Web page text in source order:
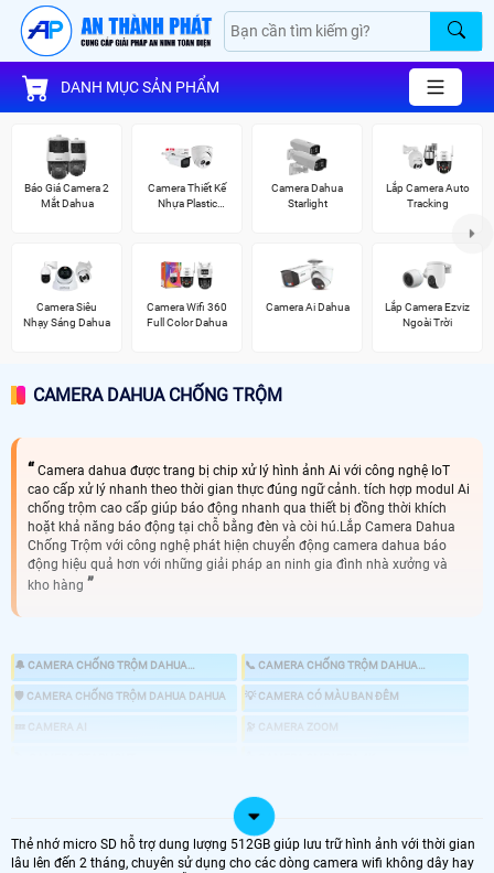
DANH MỤC SẢN PHẨM
Báo Giá Camera 2
Mắt Dahua
Camera Thiết Kế
Nhựa Plastic
Camera Dahua
Starlight
Lắp Camera Auto
Tracking
Camera Siêu
Nhạy Sáng Dahua
Camera Wifi 360
Full Color Dahua
Camera Ai Dahua
Lắp Camera Ezviz
Ngoài Trời
CAMERA DAHUA CHỐNG TRỘM
Camera dahua được trang bị chip xử lý hình ảnh Ai với công nghệ IoT
cao cấp xử lý nhanh theo thời gian thực đúng ngữ cảnh. tích hợp modul Ai
chống trộm cao cấp giúp báo động nhanh qua thiết bị đồng thời khích
hoặt khả năng báo động tại chỗ bằng đèn và còi hú.Lắp Camera Dahua
Chống Trộm với công nghệ phát hiện chuyển động camera dahua báo
động hiệu quả hơn với những giải pháp an ninh gia đình nhà xưởng và
kho hàng
🔔 CAMERA CHỐNG TRỘM DAHUA
KBVISION
📞 CAMERA CHỐNG TRỘM DAHUA
HIKVISION
🛡 CAMERA CHỐNG TRỘM DAHUA DAHUA 💡 CAMERA CÓ MÀU BAN ĐÊM
💤 CAMERA AI 🔭 CAMERA ZOOM
📸 LẮP CAMERA CÓ BÁO ĐỘNG CHỐNG TRỘM
Thẻ nhớ micro SD hỗ trợ dung lượng 512GB giúp lưu trữ hình ảnh với thời gian
lâu lên đến 2 tháng, chuyên sử dụng cho các dòng camera wifi không dây hay